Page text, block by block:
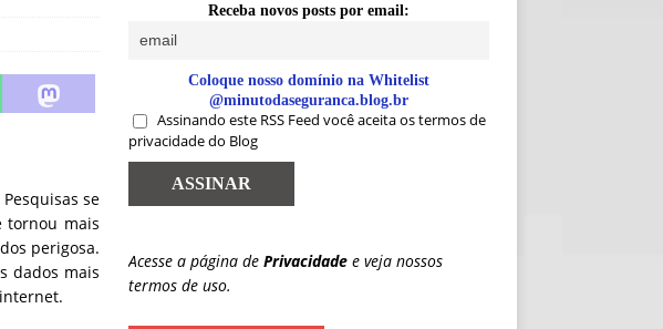
NOTÍCIAS
se
tornou mais
perigosa.
dados mais
Receba novos posts por email:
Coloque nosso domínio na Whitelist
@minutodaseguranca.blog.br
Assinando este RSS Feed você aceita os termos de
privacidade do Blog
Acesse a página de Privacidade e veja nossos
termos de uso.